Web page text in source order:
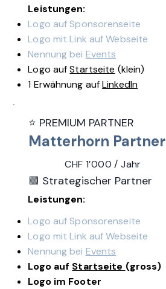
Leistungen:
Logo auf Sponsorenseite
Logo mit Link auf Webseite
Nennung bei Events
​Logo aufStartseite (klein)
1 Erwähnung aufLinkedIn
⭐ PREMIUM PARTNER
Matterhorn Partner
CHF 1’000 / Jahr
🟩 Strategischer Partner
Leistungen:
Logo auf Sponsorenseite
Logo mit Link auf Webseite
Nennung bei Events
Logo auf Startseite (gross)
Logo im ​​Footer​